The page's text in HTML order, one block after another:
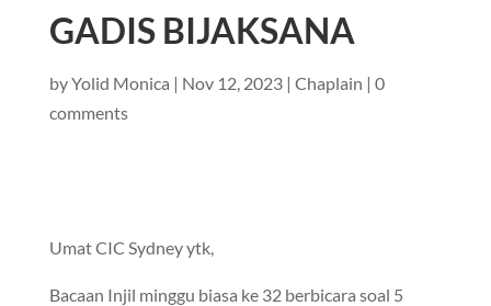
GADIS BIJAKSANA
byYolid Monica | Nov 12, 2023| Chaplain | 0
comments
Umat CIC Sydney ytk,
Bacaan Injil minggu biasa ke 32 berbicara soal 5